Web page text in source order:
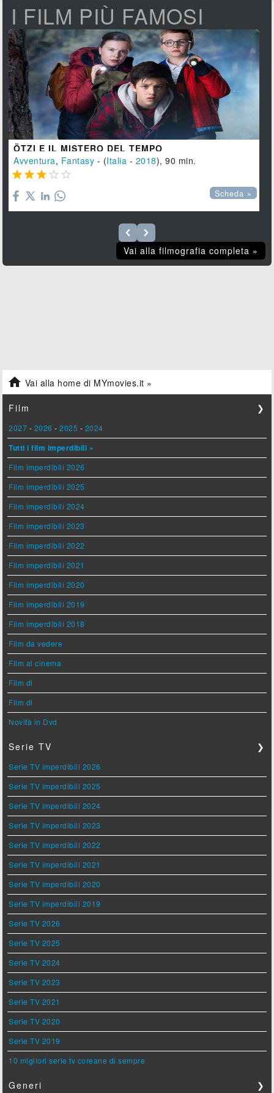
I FILM PIÙ FAMOSI
ÖTZI E IL MISTERO DEL TEMPO
Avventura, Fantasy - (Italia - 2018), 90 min.
    
Scheda »
Vai alla filmografia completa »
 Vai alla home di MYmovies.it »
Film ❯
2027 - 2026 -2025 - 2024
Tutti i film imperdibili »
Film imperdibili 2026
Film imperdibili 2025
Film imperdibili 2024
Film imperdibili 2023
Film imperdibili 2022
Film imperdibili 2021
Film imperdibili 2020
Film imperdibili 2019
Film imperdibili 2018
Film da vedere
Film al cinema
Film di
Film di
Novità in Dvd
Serie TV ❯
Serie TV imperdibili 2026
Serie TV imperdibili 2025
Serie TV imperdibili 2024
Serie TV imperdibili 2023
Serie TV imperdibili 2022
Serie TV imperdibili 2021
Serie TV imperdibili 2020
Serie TV imperdibili 2019
Serie TV 2026
Serie TV 2025
Serie TV 2024
Serie TV 2023
Serie TV 2021
Serie TV 2020
Serie TV 2019
10 migliori serie tv coreane di sempre
Generi ❯